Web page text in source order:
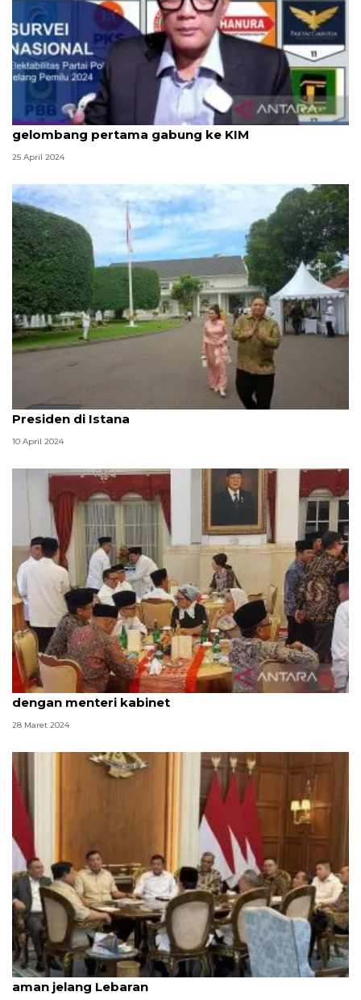
Pengamat: NasDem-PKB berpotensi jadi
gelombang pertama gabung ke KIM
25 April 2024
Para menteri ajak keluarga bersilaturahmi dengan
Presiden di Istana
10 April 2024
Setneg gelar buka puasa, pertemukan Presiden
dengan menteri kabinet
28 Maret 2024
Pemerintah jamin stok pangan, BBM, dan LPG
aman jelang Lebaran